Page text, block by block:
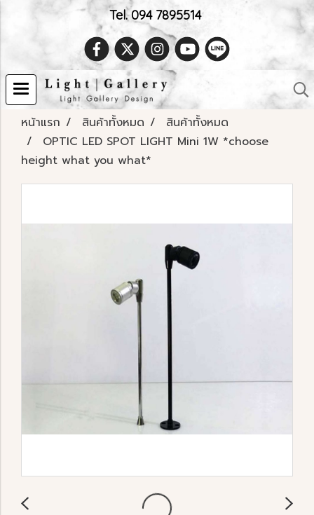
Tel. 094 7895514
หน้าแรก สินค้าทั้งหมด
สินค้าทั้งหมด
OPTIC LED SPOT LIGHT Mini 1W *choose
height what you what*